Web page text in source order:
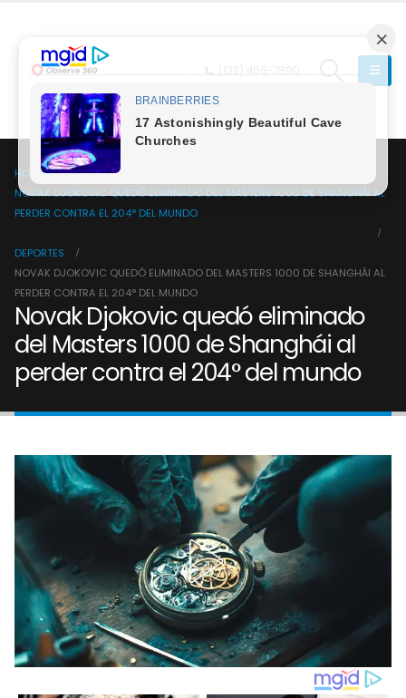
HOME
NOVAK DJOKOVIC QUEDÓ ELIMINADO DEL MASTERS 1000 DE SHANGHÁI AL
PERDER CONTRA EL 204° DEL MUNDO
DEPORTES
NOVAK DJOKOVIC QUEDÓ ELIMINADO DEL MASTERS 1000 DE SHANGHÁI AL
PERDER CONTRA EL 204° DEL MUNDO
Novak Djokovic quedó eliminado
del Masters 1000 de Shanghái al
perder contra el 204° del mundo